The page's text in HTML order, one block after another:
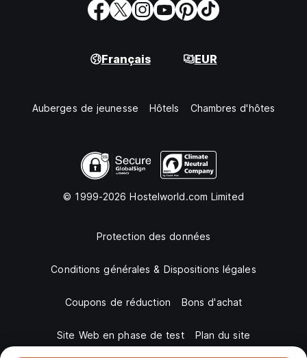
Français EUR
Auberges de jeunesse Hôtels Chambres d'hôtes
© 1999-2026 Hostelworld.com Limited
Protection des données
Conditions générales & Dispositions légales
Coupons de réduction Bons d'achat
Site Web en phase de test Plan du site